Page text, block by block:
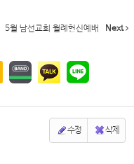
5월 남선교회 월례헌신예배 Next
수정 삭제